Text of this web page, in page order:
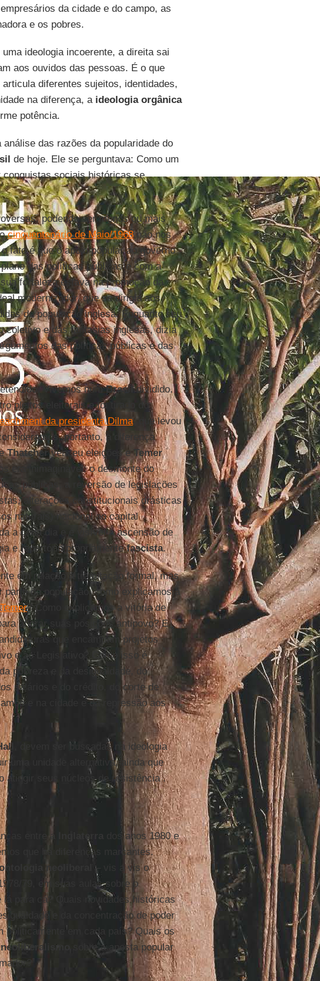
da cidade e do campo, as
e os pobres.
ideologia incoerente, a direita sai
aos ouvidos das pessoas. É o que
diferentes sujeitos, identidades,
na diferença, a ideologia orgânica
potência.
análise das razões da popularidade do
de hoje. Ele se perguntava: Como um
sociais históricas se
podendo ser menos ou mais
cinquentenário de Maio/1968não nos
fato é que o apoio popular ao governo
das políticas públicas e com a
fortaleza estava na promoção da
modernizador, que se dirigia aos
da população inglesa. Enquanto seu
coletivo e das fantasias inglesas, dizia
das políticas públicas e das
Vivemos numBrasildividido.
pleitos eleitorais e foi tirado do
da presidenta Dilma, que levou
portanto, a diferença
Thatchervenceu eleições eTemer
era inimaginável: o desmonte do
públicas, a reversão de legislações
alterações constitucionais drásticas
naturais) nacional ao capital
a cada dia e é visível a ascensão de
e repertório propriamentefascista.
em relação à tramitação formal, mas
da população, como explicamos a
Temer? Como explicamos a vitória de
aflorar suas posições antipovo? E
que encampam projetos
e ao Legislativo? Como isso é
pobreza e da desigualdade, do
salários e do crédito, do corte de
e na cidade e da repressão aos
, devem ser buscadas na ideologia
uma unidade alternativa, ainda que
atingir seus núcleos de resistência .
entre a Inglaterra
dos anos 1980 e
que há diferenças marcantes.
neoliberal
– vis a vis o
79, em suas aulas sobre o
lá para cá? Quais novidades históricas
e da concentração de poder
politicamente em cada país? Quais os
neoliberalismo
sobre a aposta popular